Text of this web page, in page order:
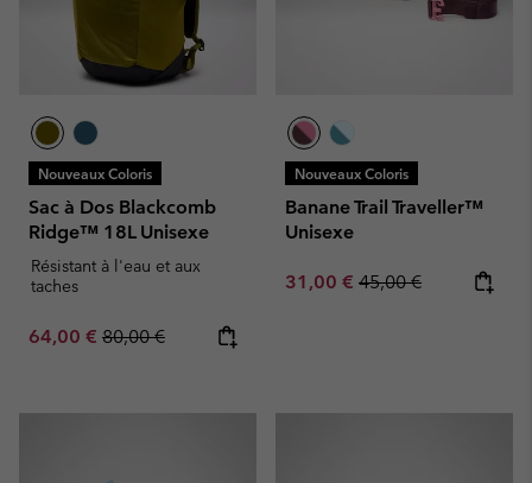
Nouveaux Coloris
Sac à Dos Blackcomb
Ridge™ 18L Unisexe
Résistant à l'eau et aux
taches
Sale price:
64,00 € Regular price:
80,00 €
Nouveaux Coloris
Banane Trail Traveller™
Unisexe
Sale price:
31,00 € Regular price:
45,00 €